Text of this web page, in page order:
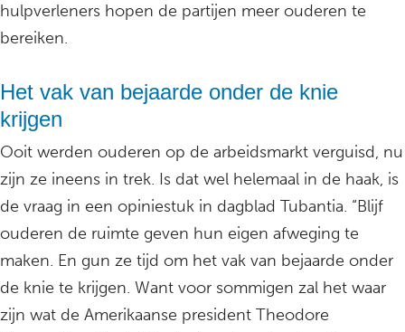
hulpverleners hopen de partijen meer ouderen te
bereiken.
Het vak van bejaarde onder de knie
krijgen
Ooit werden ouderen op de arbeidsmarkt verguisd, nu
zijn ze ineens in trek. Is dat wel helemaal in de haak, is
de vraag in een opiniestuk in dagblad Tubantia. “Blijf
ouderen de ruimte geven hun eigen afweging te
maken. En gun ze tijd om het vak van bejaarde onder
de knie te krijgen. Want voor sommigen zal het waar
zijn wat de Amerikaanse president Theodore